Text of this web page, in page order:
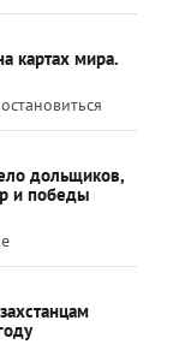
картах мира.
дольщиков,
и победы